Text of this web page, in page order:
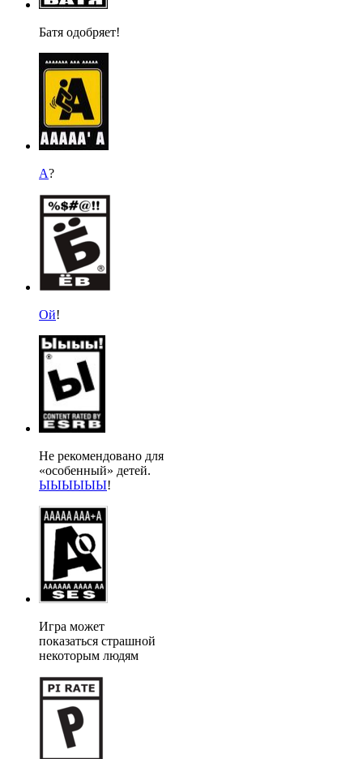
Батя одобряет!
А?
Ой!
Не рекомендовано для
«особенный» детей.
ЫЫЫЫЫЫ!
Игра может
показаться страшной
некоторым людям